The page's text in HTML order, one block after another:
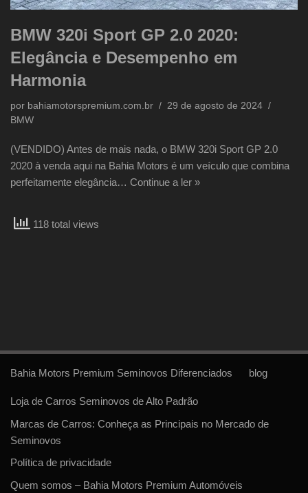
BMW 320i Sport GP 2.0 2020:
Elegância e Desempenho em
Harmonia
por bahiamotorspremium.com.br
29 de agosto de 2024
BMW
(VENDIDO) Antes de mais nada, o BMW 320i Sport GP 2.0
2020 à venda aqui na Bahia Motors é um veículo que combina
perfeitamente elegância… Continue a ler »
118 total views
Bahia Motors Premium Seminovos Diferenciados blog
Loja de Carros Seminovos de Alto Padrão
Marcas de Carros: Conheça as Principais no Mercado de
Seminovos
Política de privacidade
Quem somos – Bahia Motors Premium Automóveis